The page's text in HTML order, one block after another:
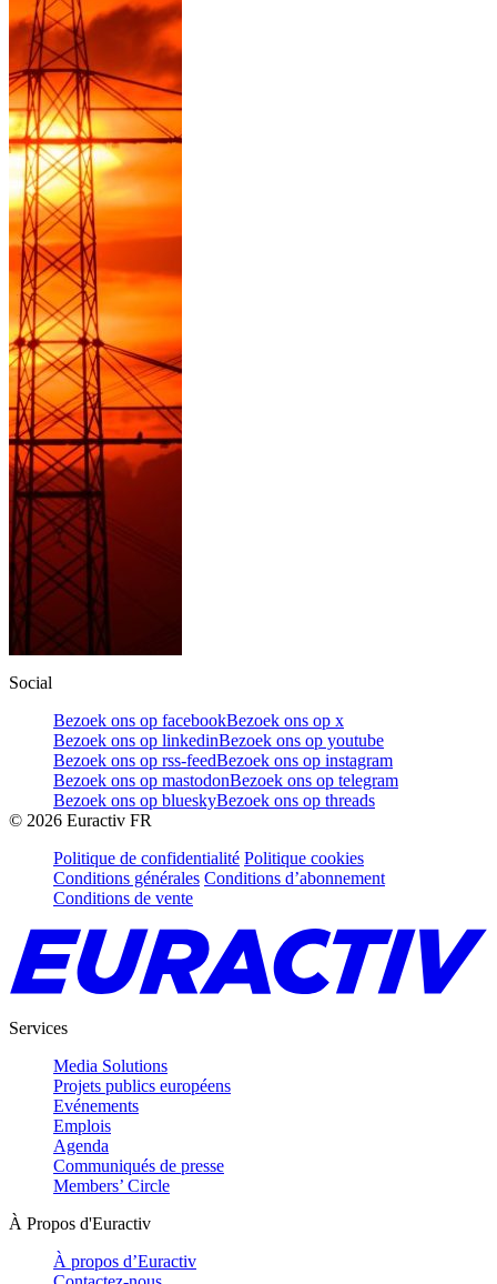
Social
Bezoek ons op facebookBezoek ons op x
Bezoek ons op linkedinBezoek ons op youtube
Bezoek ons op rss-feedBezoek ons op instagram
Bezoek ons op mastodonBezoek ons op telegram
Bezoek ons op blueskyBezoek ons op threads
© 2026 Euractiv FR
Politique de confidentialité Politique cookies
Conditions générales Conditions d’abonnement
Conditions de vente
Services
Media Solutions
Projets publics européens
Evénements
Emplois
Agenda
Communiqués de presse
Members’ Circle
À Propos d'Euractiv
À propos d’Euractiv